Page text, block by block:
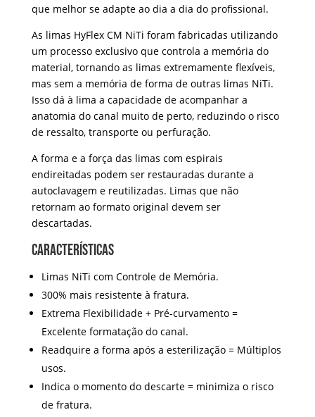
que melhor se adapte ao dia a dia do profissional.
As limas HyFlex CM NiTi foram fabricadas utilizando
um processo exclusivo que controla a memória do
material, tornando as limas extremamente flexíveis,
mas sem a memória de forma de outras limas NiTi.
Isso dá à lima a capacidade de acompanhar a
anatomia do canal muito de perto, reduzindo o risco
de ressalto, transporte ou perfuração.
A forma e a força das limas com espirais
endireitadas podem ser restauradas durante a
autoclavagem e reutilizadas. Limas que não
retornam ao formato original devem ser
descartadas.
características
Limas NiTi com Controle de Memória.
300% mais resistente à fratura.
Extrema Flexibilidade + Pré-curvamento =
Excelente formatação do canal.
Readquire a forma após a esterilização = Múltiplos
usos.
Indica o momento do descarte = minimiza o risco
de fratura.